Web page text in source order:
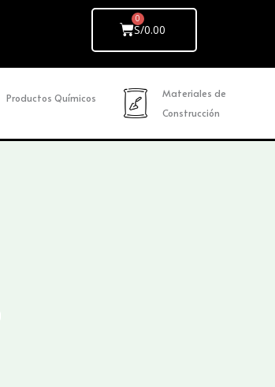
S/0.00
Cart
Productos Químicos
Materiales de
Construcción